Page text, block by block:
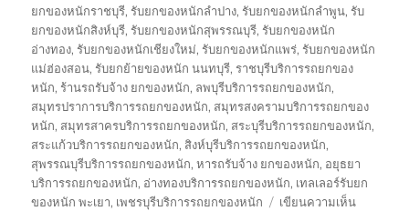
ยกของหนักราชบุรี,รับยกของหนักลำปาง,รับยกของหนักลำพูน,รับ
ยกของหนักสิงห์บุรี,รับยกของหนักสุพรรณบุรี,รับยกของหนัก
อ่างทอง,รับยกของหนักเชียงใหม่,รับยกของหนักแพร่,รับยกของหนัก
แม่ฮ่องสอน,รับยกย้ายของหนัก นนทบุรี,ราชบุรีบริการรถยกของ
หนัก,ร้านรถรับจ้าง ยกของหนัก, ลพบุรีบริการรถยกของหนัก,
สมุทรปราการบริการรถยกของหนัก, สมุทรสงครามบริการรถยกของ
หนัก, สมุทรสาครบริการรถยกของหนัก, สระบุรีบริการรถยกของหนัก,
สระแก้วบริการรถยกของหนัก, สิงห์บุรีบริการรถยกของหนัก,
สุพรรณบุรีบริการรถยกของหนัก,หารถรับจ้าง ยกของหนัก, อยุธยา
บริการรถยกของหนัก, อ่างทองบริการรถยกของหนัก, เทลเลอร์รับยก
ของหนัก พะเยา, เพชรบุรีบริการรถยกของหนัก เขียนความเห็นบน